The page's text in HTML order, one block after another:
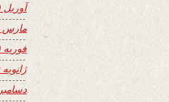
آوریل 2020
مارس 2020
فوریه 2020
ژانویه 2020
دسامبر 2019